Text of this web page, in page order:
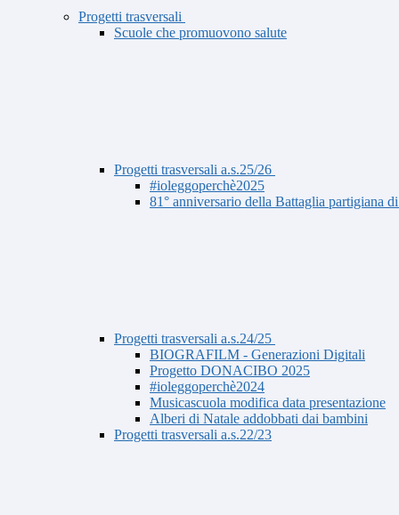
Progetti trasversali
Scuole che promuovono salute
Progetti trasversali a.s.25/26
#ioleggoperchè2025
81° anniversario della Battaglia partigiana
Progetti trasversali a.s.24/25
BIOGRAFILM - Generazioni Digitali
Progetto DONACIBO 2025
#ioleggoperchè2024
Musicascuola modifica data presentazione
Alberi di Natale addobbati dai bambini
Progetti trasversali a.s.22/23